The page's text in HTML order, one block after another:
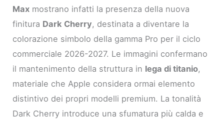
Max mostrano infatti la presenza della nuova
finitura Dark Cherry, destinata a diventare la
colorazione simbolo della gamma Pro per il ciclo
commerciale 2026-2027. Le immagini confermano
il mantenimento della struttura in lega di titanio,
materiale che Apple considera ormai elemento
distintivo dei propri modelli premium. La tonalità
Dark Cherry introduce una sfumatura più calda e